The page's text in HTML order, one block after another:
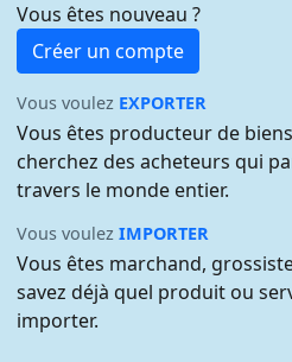
Vous êtes nouveau ?
Créer un compte
Vous voulez EXPORTER
Vous êtes producteur de
cherchez des acheteurs qui
travers le monde entier.
Vous voulezIMPORTER
Vous êtes marchand,
savez déjà quel produit ou
importer.